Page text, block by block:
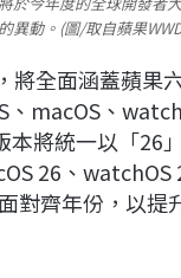
異動。(圖/取自蘋果
將全面涵蓋蘋果
、macOS、
本將統一以「26
26、watchOS
對齊年份，以提